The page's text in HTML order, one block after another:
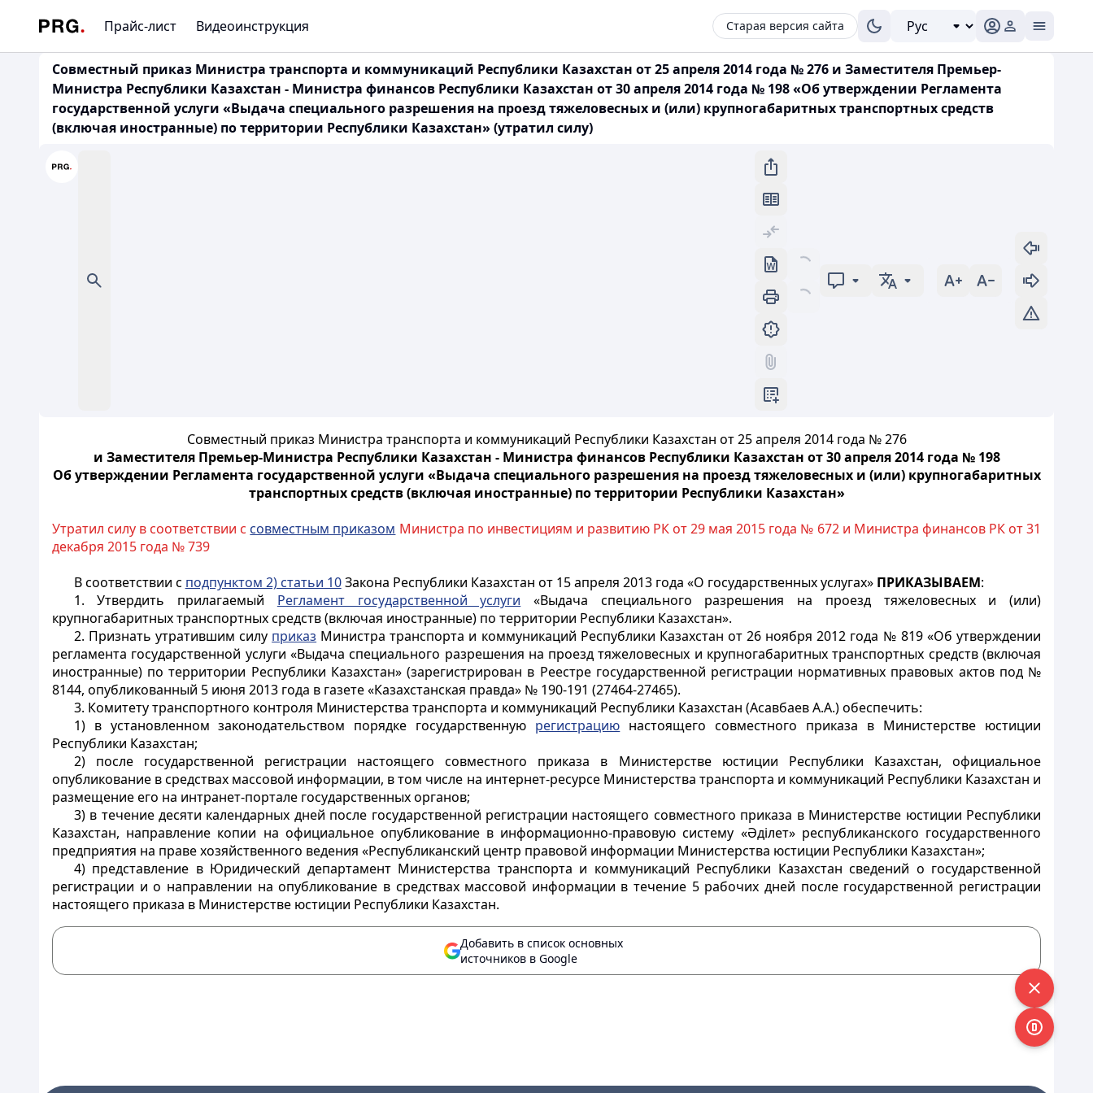
Прайс-лист Видеоинструкция Старая версия сайта
Совместный приказ Министра транспорта и коммуникаций Республики Казахстан от 25 апреля 2014 года № 276 и Заместителя Премьер-
Министра Республики Казахстан - Министра финансов Республики Казахстан от 30 апреля 2014 года № 198 «Об утверждении Регламента
государственной услуги «Выдача специального разрешения на проезд тяжеловесных и (или) крупногабаритных транспортных средств
(включая иностранные) по территории Республики Казахстан» (утратил силу)
Совместный приказ Министра транспорта и коммуникаций Республики Казахстан от 25 апреля 2014 года № 276
и Заместителя Премьер-Министра Республики Казахстан - Министра финансов Республики Казахстан от 30 апреля 2014 года № 198
Об утверждении Регламента государственной услуги «Выдача специального разрешения на проезд тяжеловесных и (или) крупногабаритных
транспортных средств (включая иностранные) по территории Республики Казахстан»
Утратил силу в соответствии с совместным приказом Министра по инвестициям и развитию РК от 29 мая 2015 года № 672 и Министра финансов РК от 31
декабря 2015 года № 739
В соответствии с подпунктом 2) статьи 10Закона Республики Казахстан от 15 апреля 2013 года «О государственных услугах» ПРИКАЗЫВАЕМ:
1. Утвердить прилагаемый Регламент государственной услуги «Выдача специального разрешения на проезд тяжеловесных и (или)
крупногабаритных транспортных средств (включая иностранные) по территории Республики Казахстан».
2. Признать утратившим силу приказ Министра транспорта и коммуникаций Республики Казахстан от 26 ноября 2012 года № 819 «Об утверждении
регламента государственной услуги «Выдача специального разрешения на проезд тяжеловесных и крупногабаритных транспортных средств (включая
иностранные) по территории Республики Казахстан» (зарегистрирован в Реестре государственной регистрации нормативных правовых актов под №
8144, опубликованный 5 июня 2013 года в газете «Казахстанская правда» № 190-191 (27464-27465).
3. Комитету транспортного контроля Министерства транспорта и коммуникаций Республики Казахстан (Асавбаев А.А.) обеспечить:
1) в установленном законодательством порядке государственную регистрацию настоящего совместного приказа в Министерстве юстиции
Республики Казахстан;
2) после государственной регистрации настоящего совместного приказа в Министерстве юстиции Республики Казахстан, официальное
опубликование в средствах массовой информации, в том числе на интернет-ресурсе Министерства транспорта и коммуникаций Республики Казахстан и
размещение его на интранет-портале государственных органов;
3) в течение десяти календарных дней после государственной регистрации настоящего совместного приказа в Министерстве юстиции Республики
Казахстан, направление копии на официальное опубликование в информационно-правовую систему «Әділет» республиканского государственного
предприятия на праве хозяйственного ведения «Республиканский центр правовой информации Министерства юстиции Республики Казахстан»;
4) представление в Юридический департамент Министерства транспорта и коммуникаций Республики Казахстан сведений о государственной
регистрации и о направлении на опубликование в средствах массовой информации в течение 5 рабочих дней после государственной регистрации
настоящего приказа в Министерстве юстиции Республики Казахстан.
Добавить в список основных
источников в Google